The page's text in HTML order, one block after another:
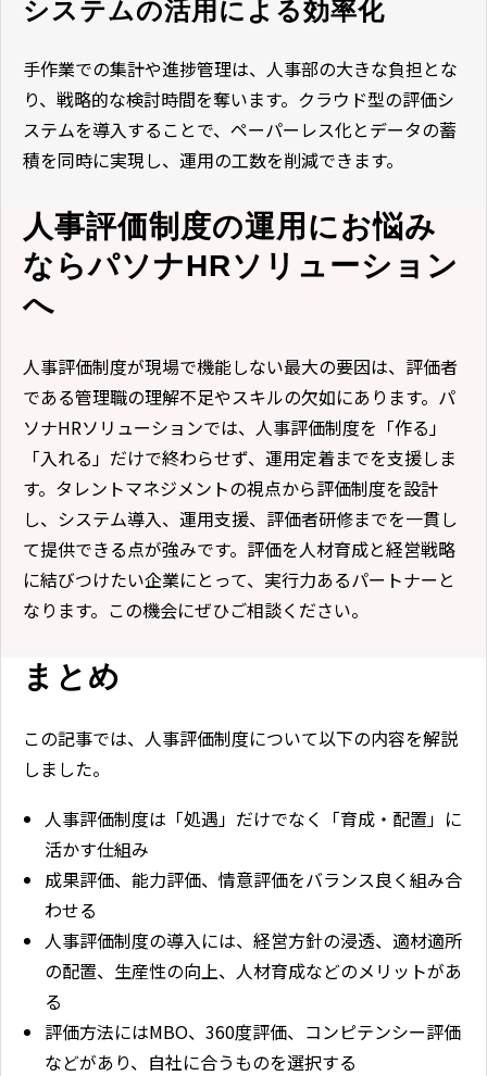
システムの活用による効率化
手作業での集計や進捗管理は、人事部の大きな負担とな
り、戦略的な検討時間を奪います。クラウド型の評価シ
ステムを導入することで、ペーパーレス化とデータの蓄
積を同時に実現し、運用の工数を削減できます。
人事評価制度の運用にお悩み
ならパソナHRソリューション
へ
人事評価制度が現場で機能しない最大の要因は、評価者
である管理職の理解不足やスキルの欠如にあります。パ
ソナHRソリューションでは、人事評価制度を「作る」
「入れる」だけで終わらせず、運用定着までを支援しま
す。タレントマネジメントの視点から評価制度を設計
し、システム導入、運用支援、評価者研修までを一貫し
て提供できる点が強みです。評価を人材育成と経営戦略
に結びつけたい企業にとって、実行力あるパートナーと
なります。この機会にぜひご相談ください。
まとめ
この記事では、人事評価制度について以下の内容を解説
しました。
人事評価制度は「処遇」だけでなく「育成・配置」に
活かす仕組み
成果評価、能力評価、情意評価をバランス良く組み合
わせる
人事評価制度の導入には、経営方針の浸透、適材適所
の配置、生産性の向上、人材育成などのメリットがあ
る
評価方法にはMBO、360度評価、コンピテンシー評価
などがあり、自社に合うものを選択する